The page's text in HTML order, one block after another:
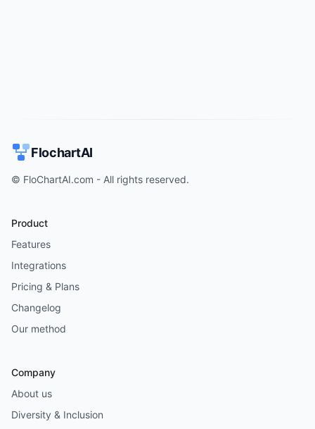
FlochartAI
© FloChartAI.com - All rights reserved.
Product
Features
Integrations
Pricing & Plans
Changelog
Our method
Company
About us
Diversity & Inclusion